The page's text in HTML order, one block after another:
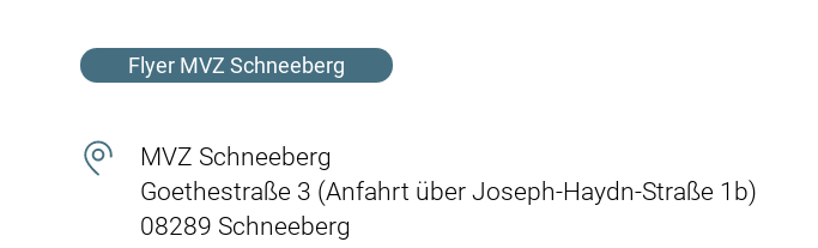
Flyer MVZ Schneeberg
MVZ Schneeberg
Goethestraße 3 (Anfahrt über Joseph-Haydn-Straße 1b)
08289 Schneeberg